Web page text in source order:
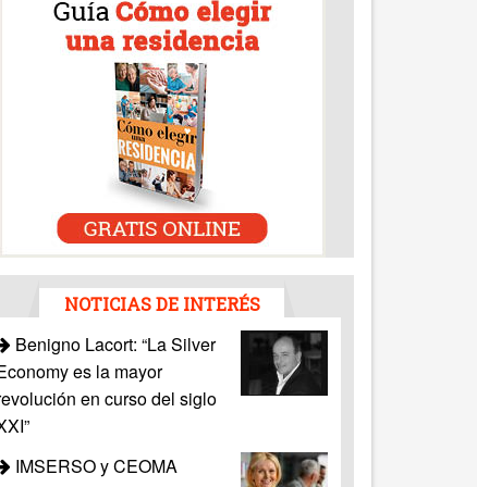
NOTICIAS DE INTERÉS
Benigno Lacort: “La Silver
es la mayor
en curso del siglo
IMSERSO y CEOMA